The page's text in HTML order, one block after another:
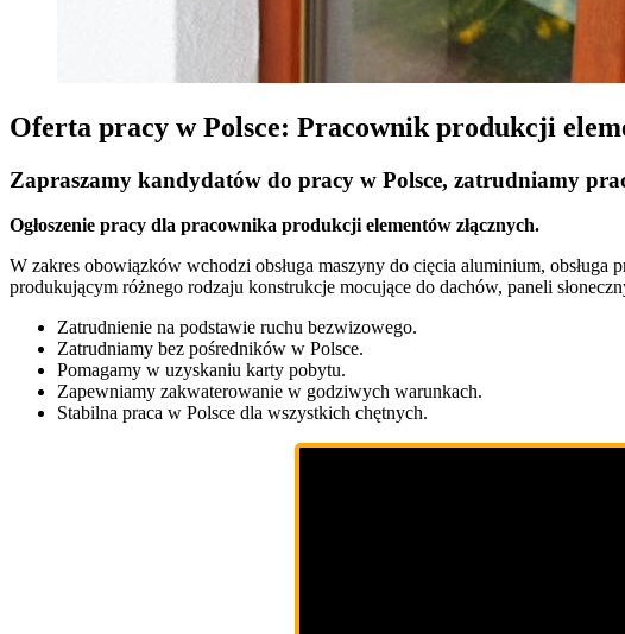
Oferta pracy w Polsce: Pracownik produkcji
Zapraszamy kandydatów do pracy w Polsce, zatrudniamy
Ogłoszenie pracy dla pracownika produkcji elementów złącznych.
W zakres obowiązków wchodzi obsługa maszyny do cięcia aluminium, obsługa
produkującym różnego rodzaju konstrukcje mocujące do dachów, paneli
Zatrudnienie na podstawie ruchu bezwizowego.
Zatrudniamy bez pośredników w Polsce.
Pomagamy w uzyskaniu karty pobytu.
Zapewniamy zakwaterowanie w godziwych warunkach.
Stabilna praca w Polsce dla wszystkich chętnych.